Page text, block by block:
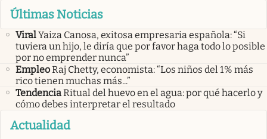
Últimas Noticias
ViralYaiza Canosa, exitosa empresaria española: “Si
tuviera un hijo, le diría que por favor haga todo lo posible
por no emprender nunca”
EmpleoRaj Chetty, economista: “Los niños del 1% más
rico tienen muchas más...”
TendenciaRitual del huevo en el agua: por qué hacerlo y
cómo debes interpretar el resultado
Actualidad